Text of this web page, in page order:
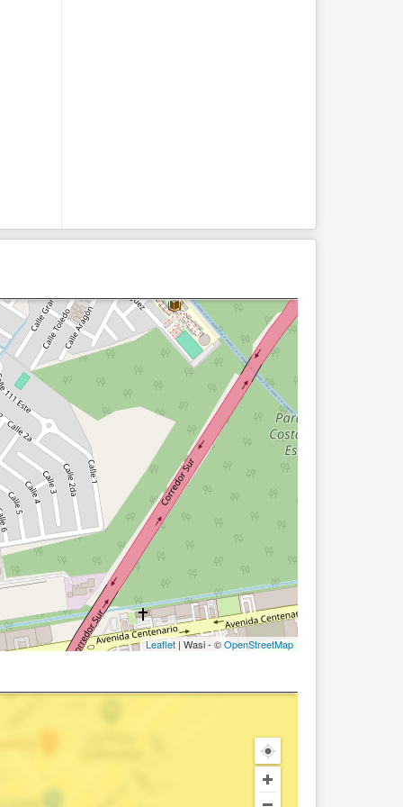
Leaflet | Wasi - ©OpenStreetMap